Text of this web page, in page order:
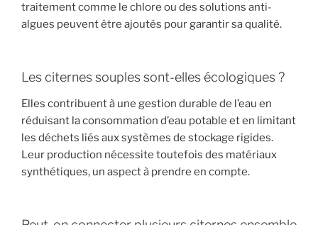
traitement comme le chlore ou des solutions anti-
algues peuvent être ajoutés pour garantir sa qualité.
Les citernes souples sont-elles écologiques ?
Elles contribuent à une gestion durable de l’eau en
réduisant la consommation d’eau potable et en limitant
les déchets liés aux systèmes de stockage rigides.
Leur production nécessite toutefois des matériaux
synthétiques, un aspect à prendre en compte.